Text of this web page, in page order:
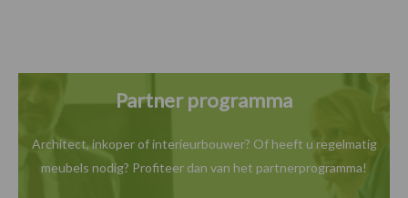
Partner programma
Architect, inkoper of interieurbouwer? Of heeft u regelmatig
meubels nodig? Profiteer dan van het partnerprogramma!